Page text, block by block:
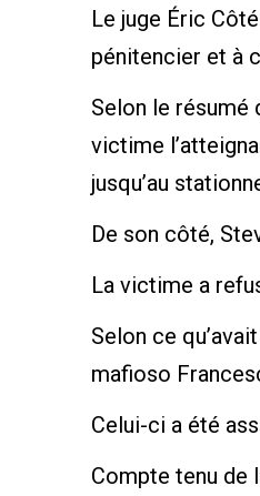
Le juge Éric
pénitencier et à
Selon le résumé
victime
jusqu’au
De son côté,
La victime a
Selon ce
mafioso
Celui-ci a été
Compte tenu de